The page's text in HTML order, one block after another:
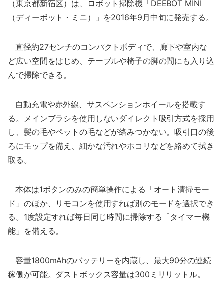
（東京都新宿区）は、ロボット掃除機「DEEBOT MINI
（ディーボット・ミニ）」を2016年9月中旬に発売する。
直径約27センチのコンパクトボディで、廊下や室内な
ど広い空間をはじめ、テーブルや椅子の脚の間にも入り込
んで掃除できる。
自動充電や赤外線、サスペンションホイールを搭載す
る。メインブラシを使用しないダイレクト吸引方式を採用
し、髪の毛やペットの毛などが絡みつかない。吸引口の後
ろにモップを備え、細かな汚れやホコリなどを絡めて拭き
取る。
本体は1ボタンのみの簡単操作による「オート清掃モー
ド」のほか、リモコンを使用すれば別のモードを選択でき
る。1度設定すれば毎日同じ時間に掃除する「タイマー機
能」を備える。
容量1800mAhのバッテリーを内蔵し、最大90分の連続
稼働が可能。ダストボックス容量は300ミリリットル。